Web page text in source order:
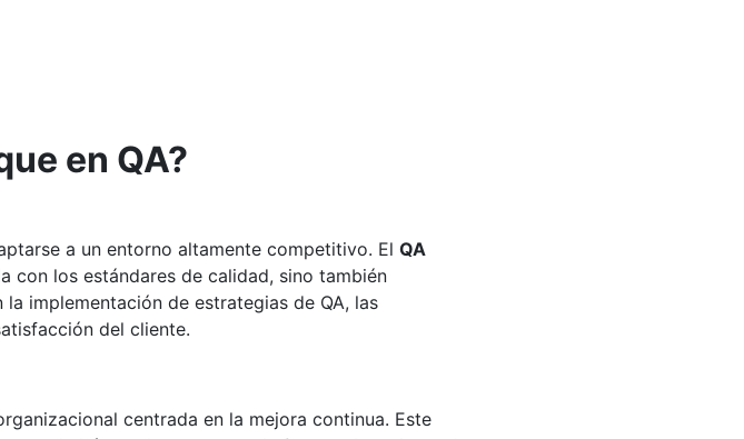
en QA?
a un entorno altamente competitivo. El QA
con los estándares de calidad, sino también
implementación de estrategias de QA, las
del cliente.
centrada en la mejora continua. Este